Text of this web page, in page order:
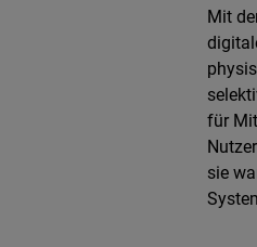
Mit
für
sie